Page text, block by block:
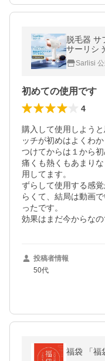
脱毛器 サ
サーリシ
ディース
Sarlisi
初めての使用です
4
購入して使用しよう
ッチが初めはよくわか
つけてからは１から
痛くも熱くもあまり
用してます。
ずらして使用する感
らくて、結局は動画
ったです。
効果はまだ今からなの
投稿者情報
50代
福袋 「福